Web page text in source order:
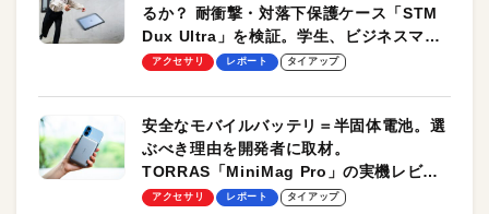
るか？ 耐衝撃・対落下保護ケース「STM
Dux Ultra」を検証。学生、ビジネスマン
のモバイルユースに最適！
アクセサリ レポート タイアップ
安全なモバイルバッテリ＝半固体電池。選
ぶべき理由を開発者に取材。
TORRAS「MiniMag Pro」の実機レビュ
ーも
アクセサリ レポート タイアップ